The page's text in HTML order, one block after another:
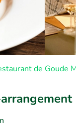
de Goude